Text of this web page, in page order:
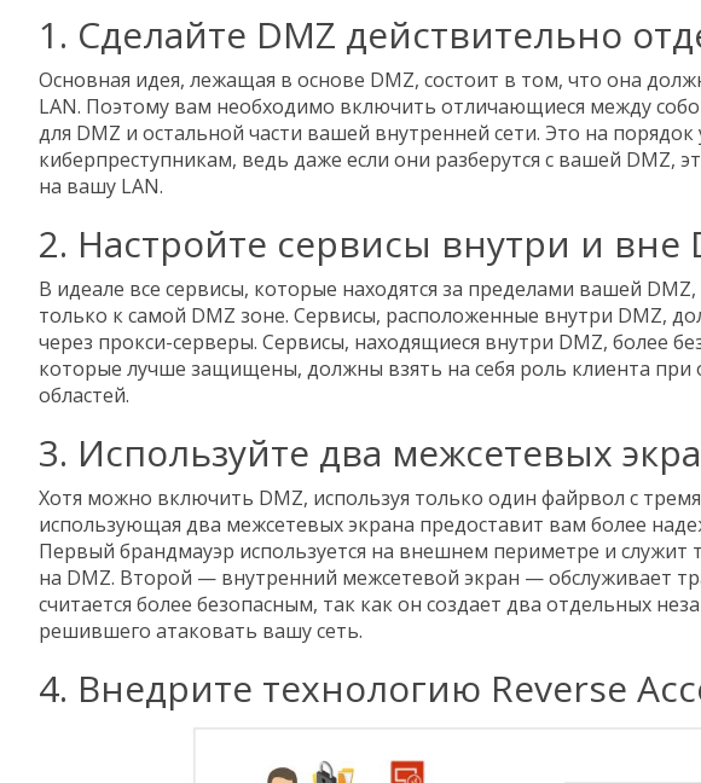
1. Сделайте DMZ действительно
Основная идея, лежащая в основе DMZ, состоит в том, что она
LAN. Поэтому вам необходимо включить отличающиеся между
для DMZ и остальной части вашей внутренней сети. Это на
киберпреступникам, ведь даже если они разберутся с вашей DMZ,
на вашу LAN.
2. Настройте сервисы внутри и вне
В идеале все сервисы, которые находятся за пределами вашей
только к самой DMZ зоне. Сервисы, расположенные внутри DMZ,
через прокси-серверы. Сервисы, находящиеся внутри DMZ, более
которые лучше защищены, должны взять на себя роль клиента
областей.
3. Используйте два межсетевых
Хотя можно включить DMZ, используя только один файрвол с
использующая два межсетевых экрана предоставит вам более
Первый брандмауэр используется на внешнем периметре и
на DMZ. Второй — внутренний межсетевой экран — обслуживает
считается более безопасным, так как он создает два отдельных
решившего атаковать вашу сеть.
4. Внедрите технологию Reverse